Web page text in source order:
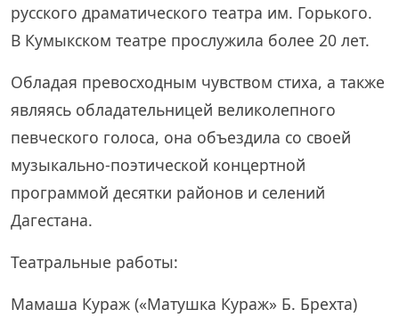
русского драматического театра им. Горького.
В Кумыкском театре прослужила более 20 лет.
Обладая превосходным чувством стиха, а также
являясь обладательницей великолепного
певческого голоса, она объездила со своей
музыкально-поэтической концертной
программой десятки районов и селений
Дагестана.
Театральные работы:
Мамаша Кураж («Матушка Кураж» Б. Брехта)